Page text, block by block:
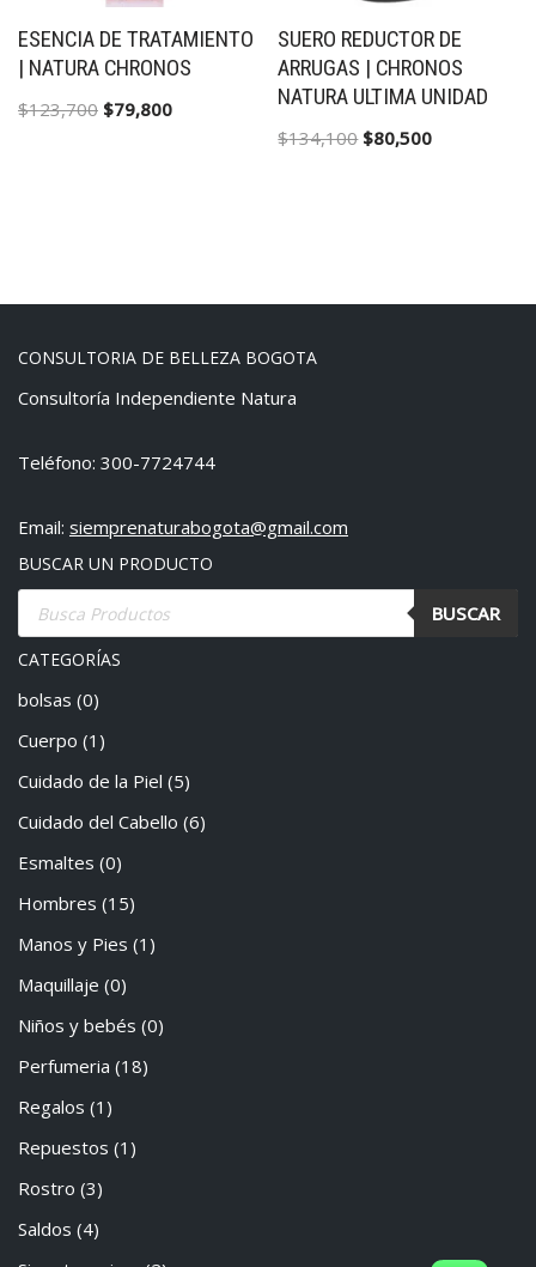
ESENCIA DE TRATAMIENTO
| NATURA CHRONOS
$123,700 $79,800
SUERO REDUCTOR DE
ARRUGAS | CHRONOS
NATURA ULTIMA UNIDAD
$134,100 $80,500
CONSULTORIA DE BELLEZA BOGOTA
Consultoría Independiente Natura
Teléfono: 300-7724744
Email: siemprenaturabogota@gmail.com
BUSCAR UN PRODUCTO
BUSCAR
CATEGORÍAS
bolsas (0)
Cuerpo (1)
Cuidado de la Piel (5)
Cuidado del Cabello (6)
Esmaltes (0)
Hombres (15)
Manos y Pies (1)
Maquillaje (0)
Niños y bebés (0)
Perfumeria (18)
Regalos (1)
Repuestos (1)
Rostro (3)
Saldos (4)